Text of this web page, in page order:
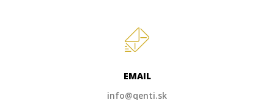
EMAIL
info@qenti.sk